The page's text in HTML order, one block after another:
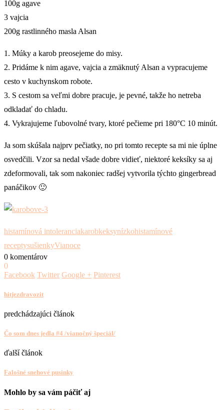
100g agave
3 vajcia
200g rastlinného masla Alsan
1. Múky a karob preosejeme do misy.
2. Pridáme k nim agave, vajcia a zmäknutý Alsan a vypracujeme
cesto v kuchynskom robote.
3. S cestom sa veľmi dobre pracuje, je pevné, takže ho netreba
odkladať do chladu.
4. Vykrajujeme ľubovolné tvary, ktoré pečieme pri 180°C 10 minút.
Ja som skúšala najprv pečiatky, no pri tomto recepte sa mi nie úplne
osvedčili. Vzor sa nedal všade dobre vidieť, niektoré keksíky sa aj
zdeformovali, tak som nakoniec radšej vytvorila týchto gingerbread
panáčikov 🙂
histamínová intoleranciakarobkeksynízkohistamínové
receptysušienkyVianoce
0 komentárov
0
Facebook Twitter Google + Pinterest
hitjezdravozit
predchádzajúci článok
Čo som dnes jedla #4 /vianočný špeciál/
ďalší článok
Falošné snehové pusinky
Mohlo by sa vám páčiť aj